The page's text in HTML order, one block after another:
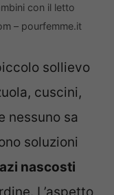
con il letto
– pourfemme.it
sollievo
cuscini,
nessuno sa
soluzioni
nascosti
L’aspetto